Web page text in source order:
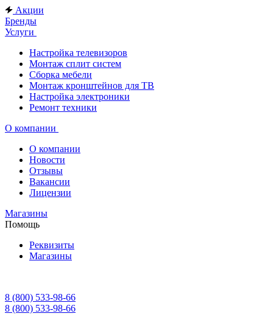
Акции
Бренды
Услуги
Настройка телевизоров
Монтаж сплит систем
Сборка мебели
Монтаж кронштейнов для ТВ
Настройка электроники
Ремонт техники
О компании
О компании
Новости
Отзывы
Вакансии
Лицензии
Магазины
Помощь
Реквизиты
Магазины
8 (800) 533-98-66
8 (800) 533-98-66